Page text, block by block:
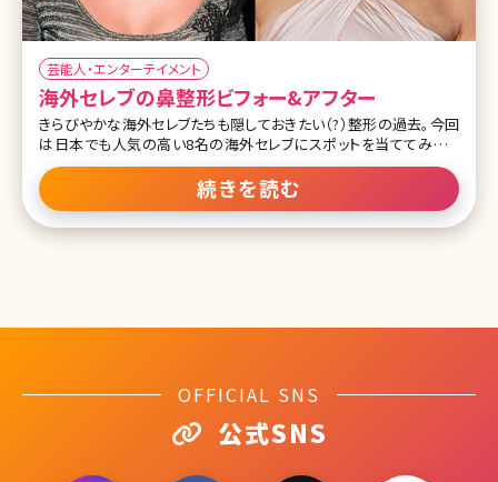
芸能人・エンターテイメント
海外セレブの鼻整形ビフォー&アフター
きらびやかな海外セレブたちも隠しておきたい（?）整形の過去。今回
は日本でも人気の高い8名の海外セレブにスポットを当ててみまし
た。その特徴はいずれも「鼻」。欧米特有の彫りの深い顔立ちのセレブ
たちは、少しばかり存在感のある鼻が気になるようで、整形といえば
とにもかくにも「鼻」なんです。 ジェニファー・ロペス 左： 右： 先端に
丸みを帯びた鼻が特徴的だったジェニファー・ロペス。今ではスッと
続きを読む
OFFICIAL SNS
公式SNS